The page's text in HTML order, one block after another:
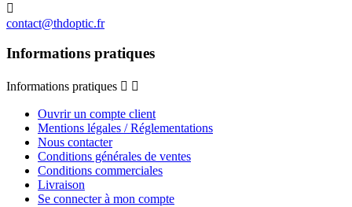

contact@thdoptic.fr
Informations pratiques
Informations pratiques  
Ouvrir un compte client
Mentions légales / Réglementations
Nous contacter
Conditions générales de ventes
Conditions commerciales
Livraison
Se connecter à mon compte